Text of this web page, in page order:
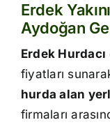
Erdek
Aydoğan
Erdek Hurdacı
fiyatları
hurda alan
firmaları